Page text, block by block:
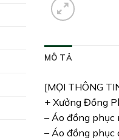
MÔ TẢ
[MỌI THÔNG
+ Xưởng Đồng
– Áo đồng phục
– Áo đồng phục